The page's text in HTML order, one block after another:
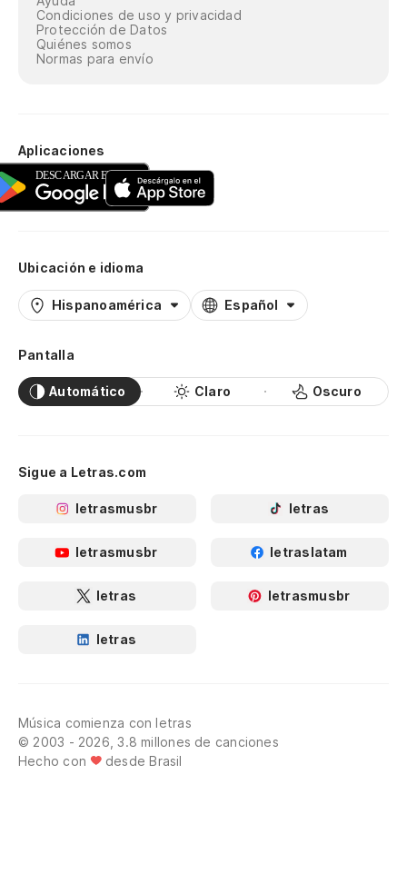
Condiciones de uso y privacidad
Protección de Datos
Quiénes somos
Normas para envío
Aplicaciones
Ubicación e idioma
Hispanoamérica Español
Pantalla
Automático Claro Oscuro
Sigue a Letras.com
letrasmusbr letras
letrasmusbr letraslatam
letras letrasmusbr
letras
Música comienza con letras
© 2003 - 2026, 3.8 millones de canciones
Hecho con
desde Brasil